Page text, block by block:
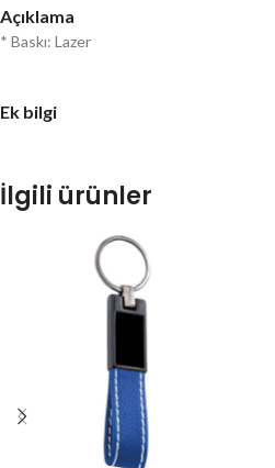
Açıklama
* Baskı: Lazer
Ek bilgi
İlgili ürünler